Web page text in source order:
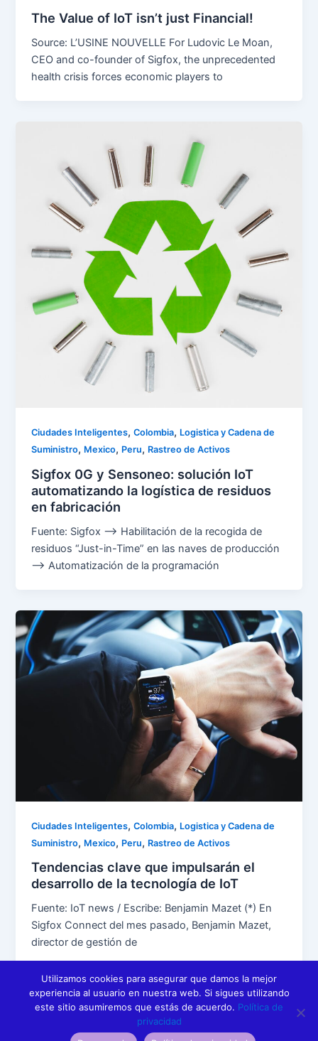
The Value of IoT isn’t just Financial!
Source: L’USINE NOUVELLE For Ludovic Le Moan,
CEO and co-founder of Sigfox, the unprecedented
health crisis forces economic players to
Ciudades Inteligentes,Colombia, Logistica y Cadena de
Suministro, Mexico, Peru, Rastreo de Activos
Sigfox 0G y Sensoneo: solución IoT
automatizando la logística de residuos
en fabricación
Fuente: Sigfox –> Habilitación de la recogida de
residuos “Just-in-Time” en las naves de producción
–> Automatización de la programación
Ciudades Inteligentes,Colombia, Logistica y Cadena de
Suministro, Mexico, Peru, Rastreo de Activos
Tendencias clave que impulsarán el
desarrollo de la tecnología de IoT
Fuente: IoT news / Escribe: Benjamin Mazet (*) En
Sigfox Connect del mes pasado, Benjamin Mazet,
director de gestión de
7
Utilizamos cookies para asegurar que damos la mejor
experiencia al usuario en nuestra web. Si sigues utilizando
este sitio asumiremos que estás de acuerdo. Política de
privacidad